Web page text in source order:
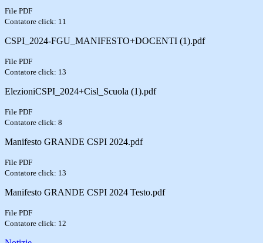
File PDF
Contatore click: 11
CSPI_2024-FGU_MANIFESTO+DOCENTI (1).pdf
File PDF
Contatore click: 13
ElezioniCSPI_2024+Cisl_Scuola (1).pdf
File PDF
Contatore click: 8
Manifesto GRANDE CSPI 2024.pdf
File PDF
Contatore click: 13
Manifesto GRANDE CSPI 2024 Testo.pdf
File PDF
Contatore click: 12